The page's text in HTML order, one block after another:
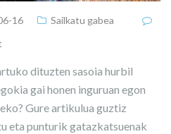
16
Sailkatu gabea
dituzten sasoia hurbil
gai honen inguruan egon
Gure artikulua guztiz
eta punturik gatazkatsuenak